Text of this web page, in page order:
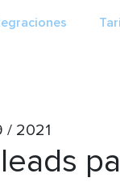
/ 2021